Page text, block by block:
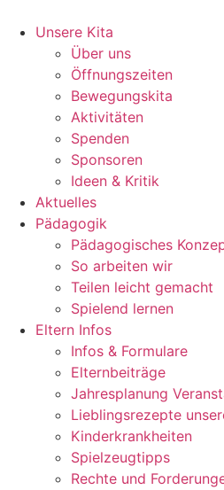
Inhalt
wechseln
Unsere Kita
Über uns
Öffnungszeiten
Bewegungskita
Aktivitäten
Spenden
Sponsoren
Ideen & Kritik
Aktuelles
Pädagogik
Pädago­gisches
So arbeiten wir
Teilen leicht gemacht
Spielend lernen
Eltern Infos
Infos & Formulare
Elternbeiträge
Jahresplanung
Lieblingsrezepte
Kinderkrankheiten
Spielzeugtipps
Rechte und